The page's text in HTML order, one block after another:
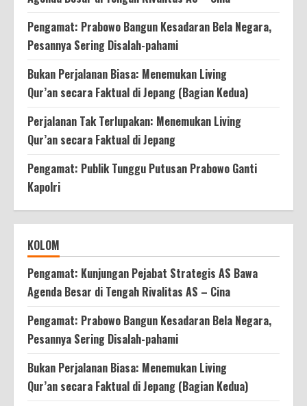
Pengamat: Prabowo Bangun Kesadaran Bela Negara,
Pesannya Sering Disalah-pahami
Bukan Perjalanan Biasa: Menemukan Living
Qur’an secara Faktual di Jepang (Bagian Kedua)
Perjalanan Tak Terlupakan: Menemukan Living
Qur’an secara Faktual di Jepang
Pengamat: Publik Tunggu Putusan Prabowo Ganti
Kapolri
KOLOM
Pengamat: Kunjungan Pejabat Strategis AS Bawa
Agenda Besar di Tengah Rivalitas AS – Cina
Pengamat: Prabowo Bangun Kesadaran Bela Negara,
Pesannya Sering Disalah-pahami
Bukan Perjalanan Biasa: Menemukan Living
Qur’an secara Faktual di Jepang (Bagian Kedua)